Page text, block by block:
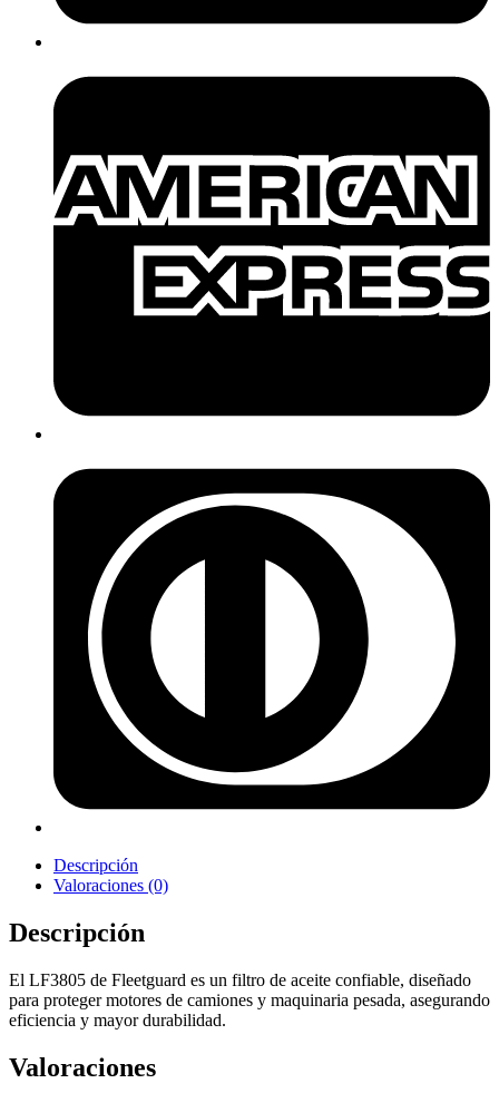
Descripción
Valoraciones (0)
Descripción
El LF3805 de Fleetguard es un filtro de aceite confiable, diseñado
para proteger motores de camiones y maquinaria pesada, asegurando
eficiencia y mayor durabilidad.
Valoraciones